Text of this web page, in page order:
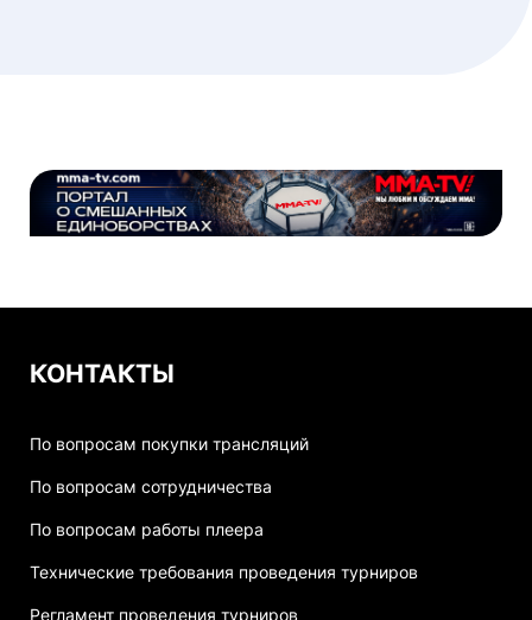
КОНТАКТЫ
По вопросам покупки трансляций
По вопросам сотрудничества
По вопросам работы плеера
Технические требования проведения турниров
Регламент проведения турниров